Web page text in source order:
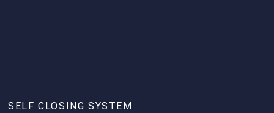
SELF CLOSING SYSTEM